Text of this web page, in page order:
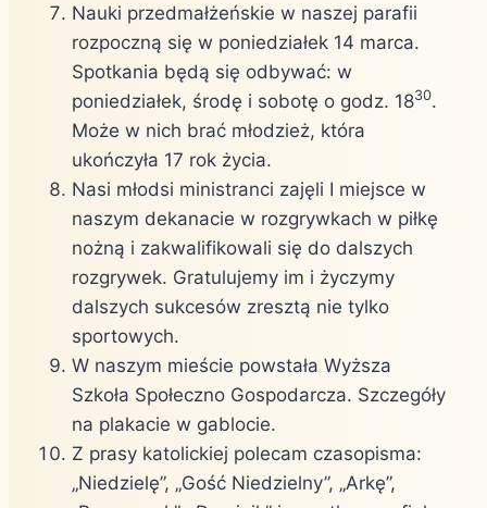
Nauki przedmałżeńskie w naszej parafii
rozpoczną się w poniedziałek 14 marca.
Spotkania będą się odbywać: w
poniedziałek, środę i sobotę o godz. 1830.
Może w nich brać młodzież, która
ukończyła 17 rok życia.
Nasi młodsi ministranci zajęli I miejsce w
naszym dekanacie w rozgrywkach w piłkę
nożną i zakwalifikowali się do dalszych
rozgrywek. Gratulujemy im i życzymy
dalszych sukcesów zresztą nie tylko
sportowych.
W naszym mieście powstała Wyższa
Szkoła Społeczno Gospodarcza. Szczegóły
na plakacie w gablocie.
Z prasy katolickiej polecam czasopisma:
„Niedzielę”, „Gość Niedzielny”, „Arkę”,